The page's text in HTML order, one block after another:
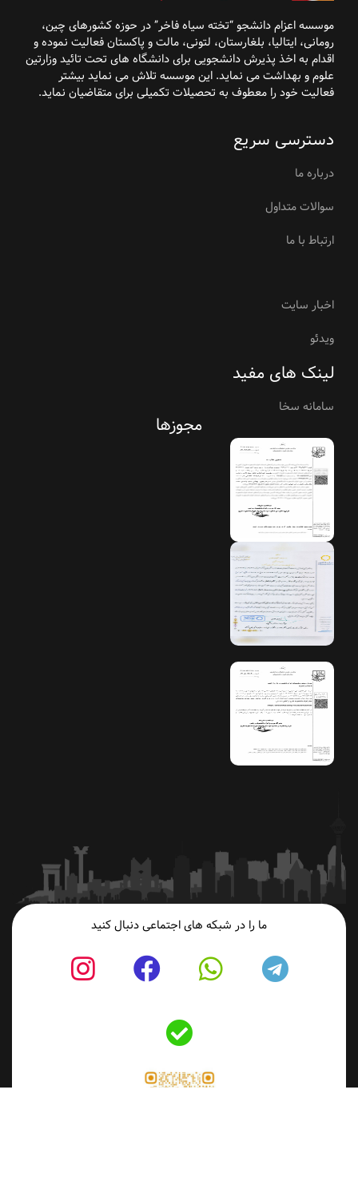
موسسه اعزام دانشجو “تخته سیاه فاخر” در حوزه کشورهای چین،
رومانی، ایتالیا، بلغارستان، لتونی، مالت و پاکستان فعالیت نموده و
اقدام به اخذ پذیرشدانشجویی برای دانشگاه های تحت تائید وزارتین
علوم و بهداشت می نماید. این موسسه تلاش می نماید بیشتر
فعالیت خود را معطوف به تحصیلات تکمیلی برای متقاضیان نماید.
دسترسی سریع
درباره ما
سوالات متداول
ارتباط با ما
اخبار سایت
ویدئو
لینک های مفید
سامانه سخا
مجوزها
ما را در شبکه های اجتماعی دنبال کنید
fab
telegram
fab
fa-
whatsapp
fab
fab